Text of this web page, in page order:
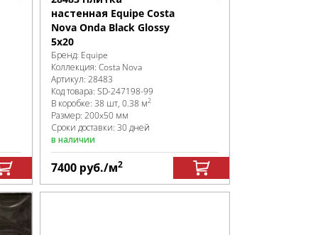
настенная Equipe Costa
Nova Onda Black Glossy
5x20
Бренд: Equipe
Коллекция: Costa Nova
Артикул: 28483
Код товара: SD-247198-99
В коробке: 38 шт, 0.38 м2
Размер: 200x50 мм
Сроки доставки: 30 дней
в наличии
7400 руб./м2